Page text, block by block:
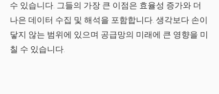
수 있습니다. 그들의 가장 큰 이점은 효율성 증가와 더
나은 데이터 수집 및 해석을 포함합니다. 생각보다 손이
닿지 않는 범위에 있으며 공급망의 미래에 큰 영향을 미
칠 수 있습니다.